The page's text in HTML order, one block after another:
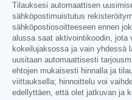
Tilauksesi automaattisen
sähköpostimuistutus
sähköpostiosoitteeseen ennen
alussa saat aktivointikoodin, jota
kokeilujaksossa ja vain yhdessä
uusitaan automaattisesti
ehtojen mukaisesti hinnalla ja
viittauksella; hinnoittelu voi
edellyttäen, että olet jatkuvan ja